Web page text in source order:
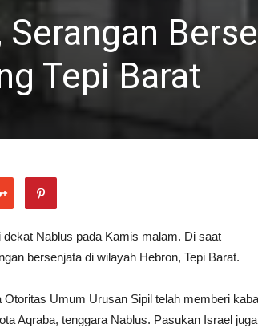
Tepi Barat
Nablus pada Kamis malam. Di saat
bersenjata di wilayah Hebron, Tepi Barat.
Umum Urusan Sipil telah memberi
Aqraba, tenggara Nablus. Pasukan Israel juga